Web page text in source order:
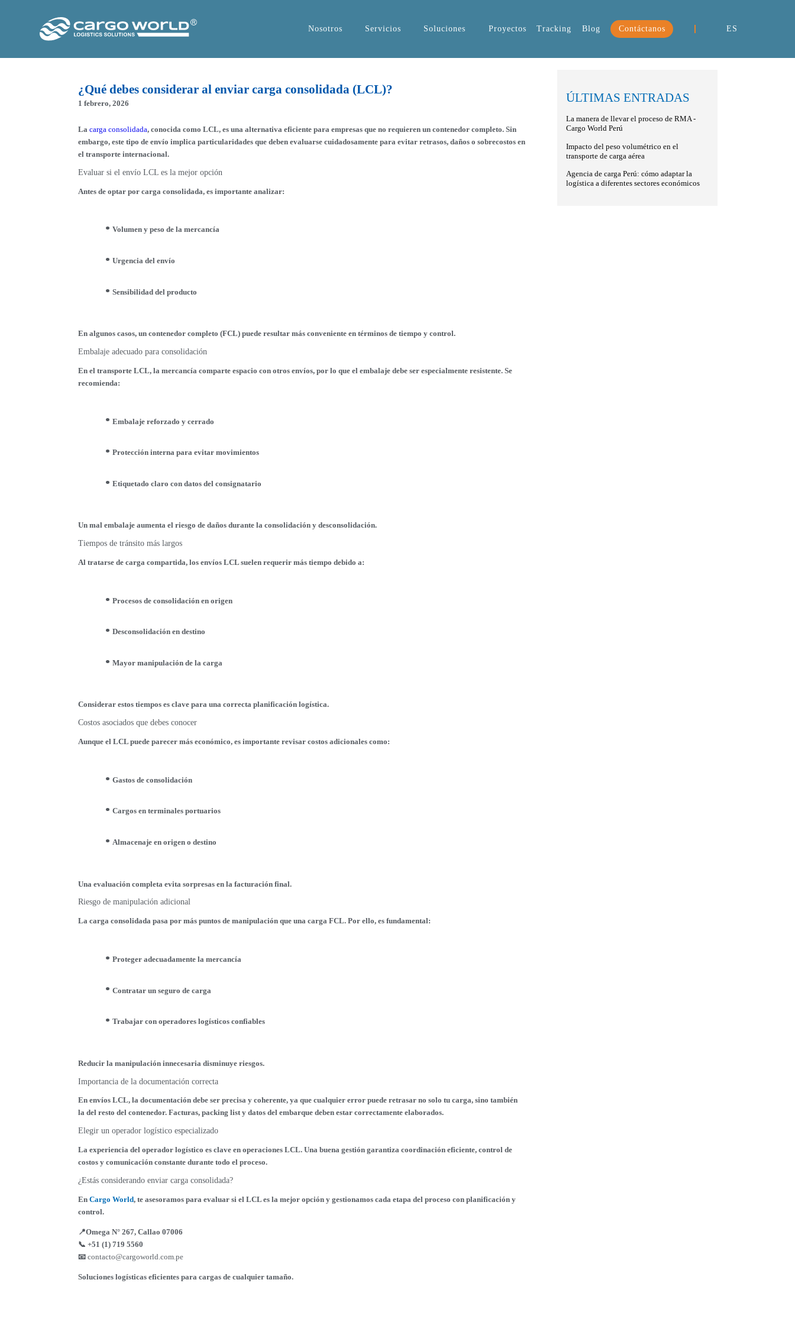
Nosotros Servicios Soluciones Proyectos Tracking Blog Contáctanos ES
¿Qué debes considerar al enviar carga consolidada (LCL)?
1 febrero, 2026
La carga consolidada, conocida como LCL, es una alternativa eficiente para empresas que no requieren un contenedor completo. Sin
embargo, este tipo de envío implica particularidades que deben evaluarse cuidadosamente para evitar retrasos, daños o sobrecostos en
el transporte internacional.
Evaluar si el envío LCL es la mejor opción
Antes de optar por carga consolidada, es importante analizar:
Volumen y peso de la mercancía
Urgencia del envío
Sensibilidad del producto
En algunos casos, un contenedor completo (FCL) puede resultar más conveniente en términos de tiempo y control.
Embalaje adecuado para consolidación
En el transporte LCL, la mercancía comparte espacio con otros envíos, por lo que el embalaje debe ser especialmente resistente. Se
recomienda:
Embalaje reforzado y cerrado
Protección interna para evitar movimientos
Etiquetado claro con datos del consignatario
Un mal embalaje aumenta el riesgo de daños durante la consolidación y desconsolidación.
Tiempos de tránsito más largos
Al tratarse de carga compartida, los envíos LCL suelen requerir más tiempo debido a:
Procesos de consolidación en origen
Desconsolidación en destino
Mayor manipulación de la carga
Considerar estos tiempos es clave para una correcta planificación logística.
Costos asociados que debes conocer
Aunque el LCL puede parecer más económico, es importante revisar costos adicionales como:
Gastos de consolidación
Cargos en terminales portuarios
Almacenaje en origen o destino
Una evaluación completa evita sorpresas en la facturación final.
Riesgo de manipulación adicional
La carga consolidada pasa por más puntos de manipulación que una carga FCL. Por ello, es fundamental:
Proteger adecuadamente la mercancía
Contratar un seguro de carga
Trabajar con operadores logísticos confiables
Reducir la manipulación innecesaria disminuye riesgos.
Importancia de la documentación correcta
En envíos LCL, la documentación debe ser precisa y coherente, ya que cualquier error puede retrasar no solo tu carga, sino también
la del resto del contenedor. Facturas, packing list y datos del embarque deben estar correctamente elaborados.
Elegir un operador logístico especializado
La experiencia del operador logístico es clave en operaciones LCL. Una buena gestión garantiza coordinación eficiente, control de
costos y comunicación constante durante todo el proceso.
¿Estás considerando enviar carga consolidada?
En Cargo World, te asesoramos para evaluar si el LCL es la mejor opción y gestionamos cada etapa del proceso con planificación y
control.
📍Omega N° 267, Callao 07006
📞 +51 (1) 719 5560
📧 contacto@cargoworld.com.pe
Soluciones logísticas eficientes para cargas de cualquier tamaño.
ÚLTIMAS ENTRADAS
La manera de llevar el proceso de RMA -
Cargo World Perú
Impacto del peso volumétrico en el
transporte de carga aérea
Agencia de carga Perú: cómo adaptar la
logística a diferentes sectores económicos